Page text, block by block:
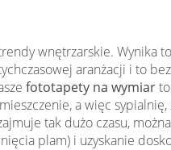
wnętrzarskie. Wynika
aranżacji i to
fototapety na wymiar
a więc
tak dużo czasu,
plam) i uzyskanie